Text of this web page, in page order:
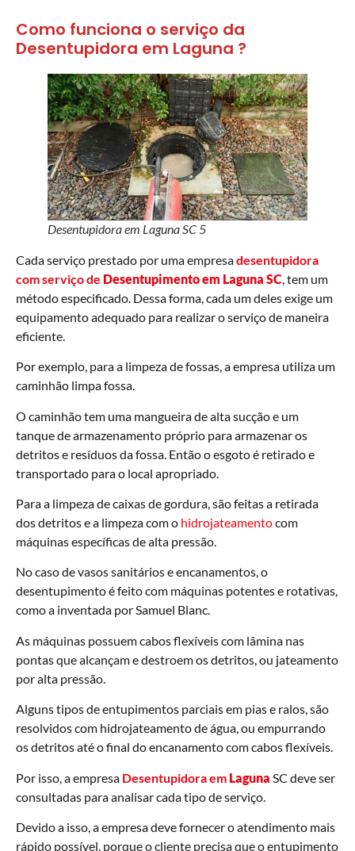
Como funciona o serviço da
Desentupidora em Laguna ?
Desentupidora em Laguna SC 5
Cada serviço prestado por uma empresadesentupidora
com serviço de Desentupimento em Laguna SC, tem um
método especificado. Dessa forma, cada um deles exige um
equipamento adequado para realizar o serviço de maneira
eficiente.
Por exemplo, para a limpeza de fossas, a empresa utiliza um
caminhão limpa fossa.
O caminhão tem uma mangueira de alta sucção e um
tanque de armazenamento próprio para armazenar os
detritos e resíduos da fossa. Então o esgoto é retirado e
transportado para o local apropriado.
Para a limpeza de caixas de gordura, são feitas a retirada
dos detritos e a limpeza com o hidrojateamentocom
máquinas específicas de alta pressão.
No caso de vasos sanitários e encanamentos, o
desentupimento é feito com máquinas potentes e rotativas,
como a inventada por Samuel Blanc.
As máquinas possuem cabos flexíveis com lâmina nas
pontas que alcançam e destroem os detritos, ou jateamento
por alta pressão.
Alguns tipos de entupimentos parciais em pias e ralos, são
resolvidos com hidrojateamento de água, ou empurrando
os detritos até o final do encanamento com cabos flexíveis.
Por isso, a empresa Desentupidora em Laguna SC deve ser
consultadas para analisar cada tipo de serviço.
Devido a isso, a empresa deve fornecer o atendimento mais
rápido possível, porque o cliente precisa que o entupimento